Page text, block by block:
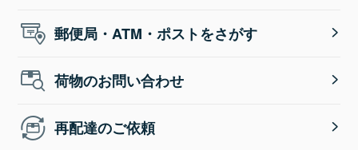
郵便局・ATM・ポストをさがす
荷物のお問い合わせ
再配達のご依頼